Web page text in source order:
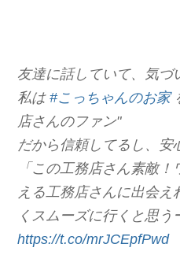
友達に話していて、気づ
私は#こっちゃんのお家
店さんのファン"
だから信頼してるし、安
「この工務店さん素敵
える工務店さんに出会
くスムーズに行くと思う
https://t.co/mrJCEpfPwd